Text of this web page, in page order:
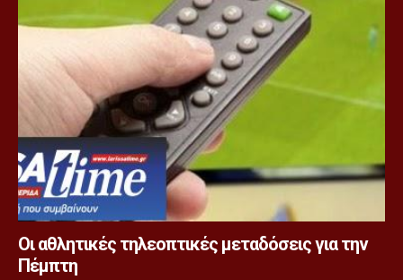
Οι αθλητικές τηλεοπτικές μεταδόσεις για την
Πέμπτη